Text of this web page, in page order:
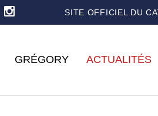
SITE OFFICIEL DU
GRÉGORY ACTUALITÉS